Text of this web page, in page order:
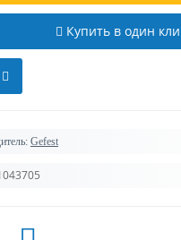
Купить в один
Gefest